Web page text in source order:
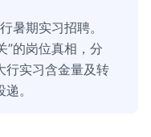
暑期实习招聘。
”的岗位真相，分
行实习含金量及转
。